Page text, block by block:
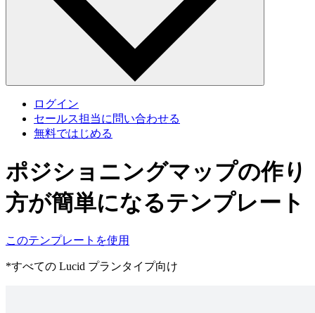
ログイン
セールス担当に問い合わせる
無料ではじめる
ポジショニングマップの作り
方が簡単になるテンプレート
このテンプレートを使用
*すべての Lucid プランタイプ向け